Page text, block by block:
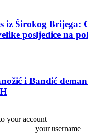
iz Širokog Brijega:
posljedice na
i Bandić
your account
your username